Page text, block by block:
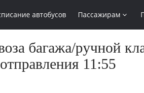
автобусов Пассажирам
багажа/ручной
11:55